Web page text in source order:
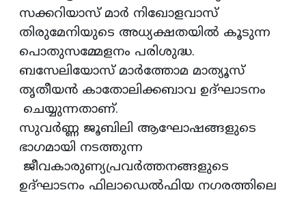
സക്കറിയാസ് മാര്‍ നിഖോളവാസ്
തിരുമേനിയുടെ അധ്യക്ഷതയില്‍ കൂടുന്ന
പൊതുസമ്മേളനം പരിശുദ്ധ.
ബസേലിയോസ് മാര്‍ത്തോമ മാത്യൂസ്‌
തൃതീയന്‍ കാതോലിക്കബാവ ഉദ്ഘാടനം
ചെയ്യുന്നതാണ്‌.
സുവര്‍ണ്ണ ജൂബിലി ആഘോഷങ്ങളുടെ
ഭാഗമായി നടത്തുന്ന
ജീവകാരുണ്യപ്രവര്‍ത്തനങ്ങളുടെ
ഉദ്ഘാടനം ഫിലാഡെല്‍ഫിയ നഗരത്തിലെ